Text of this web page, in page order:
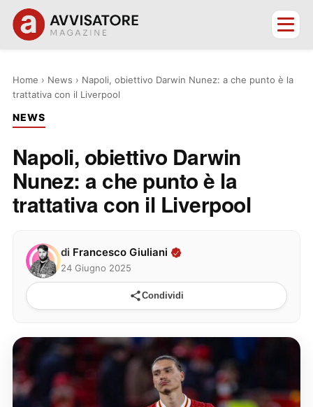
Home › News › Napoli, obiettivo Darwin Nunez: a che punto è la
trattativa con il Liverpool
NEWS
Napoli, obiettivo Darwin
Nunez: a che punto è la
trattativa con il Liverpool
di Francesco Giuliani
24 Giugno 2025
Condividi